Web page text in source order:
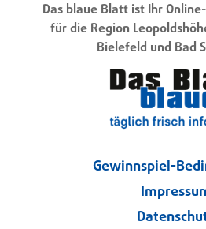
Das blaue Blatt ist Ihr
für die Region
Bielefeld und Bad
Gewinnspiel-